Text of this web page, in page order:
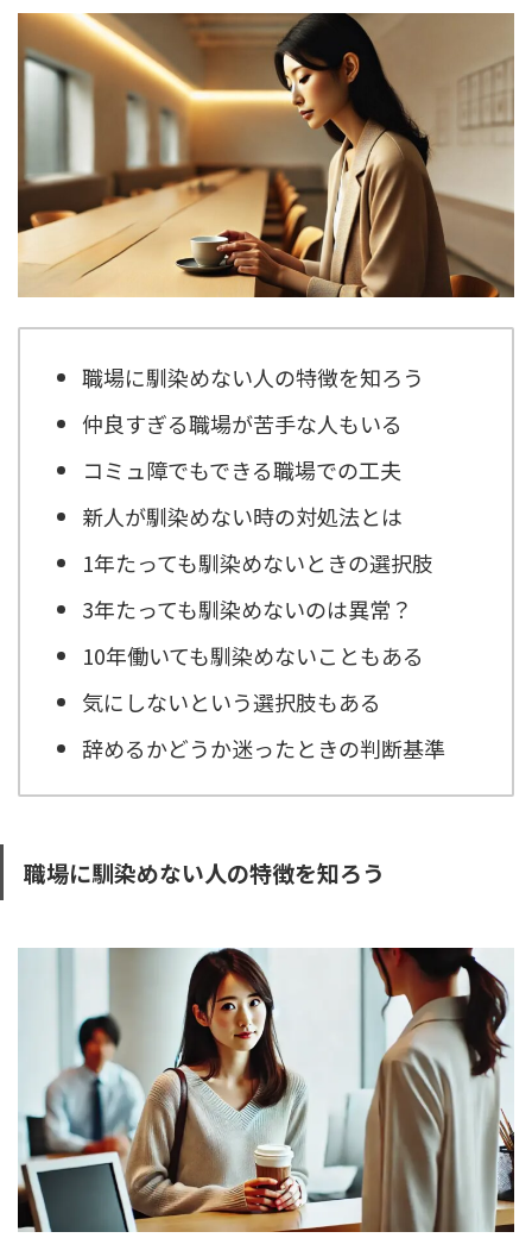
職場に馴染めない人の特徴を知ろう
仲良すぎる職場が苦手な人もいる
コミュ障でもできる職場での工夫
新人が馴染めない時の対処法とは
1年たっても馴染めないときの選択肢
3年たっても馴染めないのは異常？
10年働いても馴染めないこともある
気にしないという選択肢もある
辞めるかどうか迷ったときの判断基準
職場に馴染めない人の特徴を知ろう